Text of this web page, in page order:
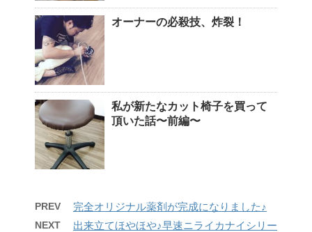
オーナーの必殺技、炸裂！
私が新たなカット椅子を買って
頂いた話〜前編〜
PREV 完全オリジナル薬剤が完成になりました♪
NEXT
出来立てほやほや♪早速ニライカナイシリー